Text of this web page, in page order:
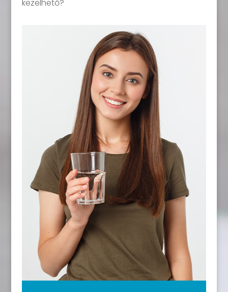
kezelhető?